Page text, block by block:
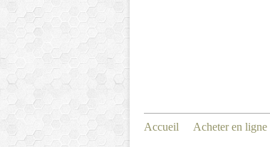
Accueil Acheter en ligne